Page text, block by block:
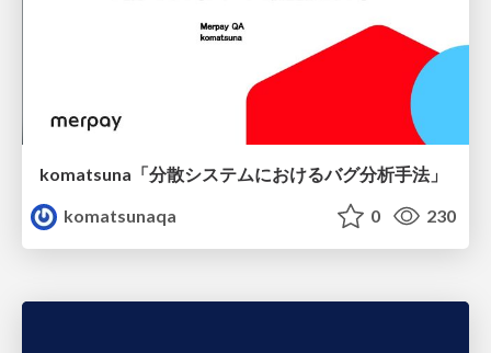
komatsuna「分散システムにおけるバグ分析手法」
komatsunaqa
0 230